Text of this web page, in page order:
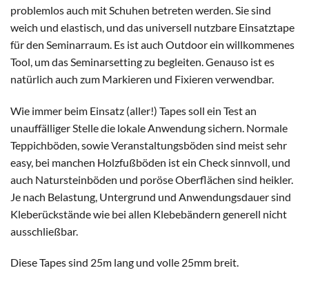
problemlos auch mit Schuhen betreten werden. Sie sind
weich und elastisch, und das universell nutzbare Einsatztape
für den Seminarraum. Es ist auch Outdoor ein willkommenes
Tool, um das Seminarsetting zu begleiten. Genauso ist es
natürlich auch zum Markieren und Fixieren verwendbar.
Wie immer beim Einsatz (aller!) Tapes soll ein Test an
unauffälliger Stelle die lokale Anwendung sichern. Normale
Teppichböden, sowie Veranstaltungsböden sind meist sehr
easy, bei manchen Holzfußböden ist ein Check sinnvoll, und
auch Natursteinböden und poröse Oberflächen sind heikler.
Je nach Belastung, Untergrund und Anwendungsdauer sind
Kleberückstände wie bei allen Klebebändern generell nicht
ausschließbar.
Diese Tapes sind 25m lang und volle 25mm breit.